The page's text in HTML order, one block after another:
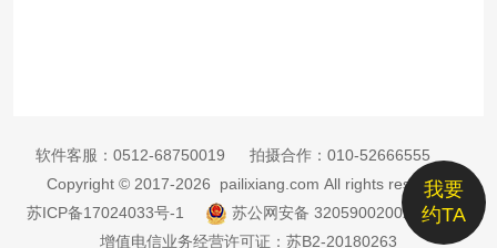
我要
约TA
软件客服： 0512-68750019 拍摄合作： 010-52666555
Copyright © 2017-2026 pailixiang.com All rights reserved
苏ICP备17024033号-1
苏公网安备 32059002002885号
增值电信业务经营许可证：苏B2-20180263